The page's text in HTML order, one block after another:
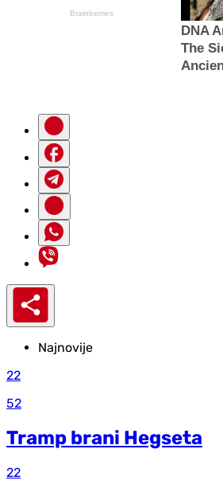
Najnovije
22
52
Tramp brani Hegseta
22